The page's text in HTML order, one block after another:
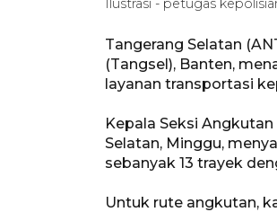
Ilustrasi - petugas
Tangerang Selatan
(Tangsel), Banten,
layanan transportasi
Kepala Seksi
Selatan, Minggu,
sebanyak 13 trayek
Untuk rute angkutan,